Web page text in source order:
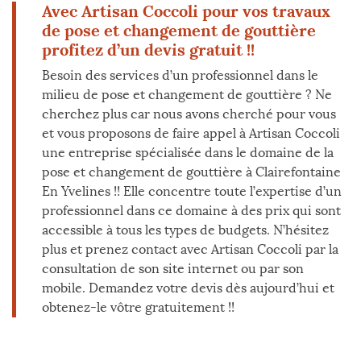
Avec Artisan Coccoli pour vos travaux
de pose et changement de gouttière
profitez d’un devis gratuit !!
Besoin des services d’un professionnel dans le
milieu de pose et changement de gouttière ? Ne
cherchez plus car nous avons cherché pour vous
et vous proposons de faire appel à Artisan Coccoli
une entreprise spécialisée dans le domaine de la
pose et changement de gouttière à Clairefontaine
En Yvelines !! Elle concentre toute l’expertise d’un
professionnel dans ce domaine à des prix qui sont
accessible à tous les types de budgets. N’hésitez
plus et prenez contact avec Artisan Coccoli par la
consultation de son site internet ou par son
mobile. Demandez votre devis dès aujourd’hui et
obtenez-le vôtre gratuitement !!